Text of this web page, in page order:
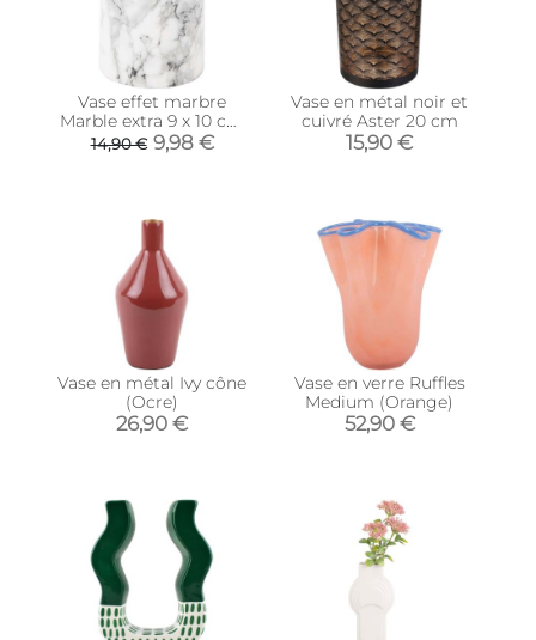
Vase effet marbre
Marble extra 9 x 10 cm
(Blanc)
14,90 € 9,98 €
Vase en métal noir et
cuivré Aster 20 cm
15,90 €
Vase en métal Ivy cône
(Ocre)
26,90 €
Vase en verre Ruffles
Medium (Orange)
52,90 €